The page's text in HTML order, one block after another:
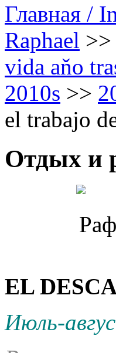
Главная /
Raphael >>
vida aňo
2010s >>
el trabajo
Отдых и
EL
Июль-